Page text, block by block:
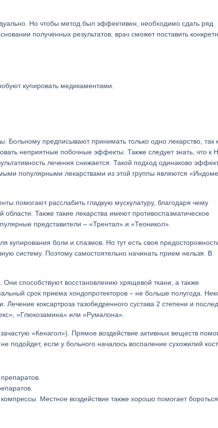
Но чтобы метод был эффективен, необходимо сдать ряд
полученных результатов, врач сможет поставить
купировать медикаментами.
. Больному предписывают принимать только одно лекарство, так
неприятные побочные эффекты. Также следует знать, что к
лечения снижается. Такой подход одинаково
популярными лекарствами из этой группы являются
помогают расслабить гладкую мускулатуру, благодаря чему
области. Также такие лекарства имеют противоспазматическое
представители – «Трентал» и «Теоникол».
купирования боли и спазмов. Но тут есть своя
систему. Поэтому самостоятельно начинать прием нельзя. В
Они способствуют восстановлению хрящевой ткани, а также
срок приема хондопротекторов – не больше полугода.
Лечение коксартроза тазобедренного сустава 2 степени и
«Глюкозамина» или «Румалона».
«Кенагол»). Прямое воздействие активных веществ
подойдет, если у больного началось воспаление сухожилий
Местное воздействие также хорошо помогает